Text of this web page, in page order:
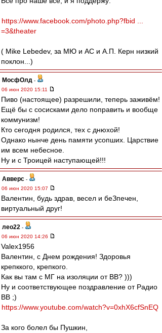
https://www.facebook.com/photo.php?fbid ...
=3&theater
( Mike Lebedev, за МЮ и АС и А.П. Керн низкий
поклон...)
МосфОлд -
06 июн 2020 15:11
Пиво (настоящее) разрешили, теперь заживём!
Ещё бы с сосисками дело поправить и вообще
коммунизм!
Кто сегодня родился, тех с днюхой!
Однако нынче день памяти усопших. Царствие
им всем небесное.
Ну и с Троицей наступающей!!!
Авверс -
06 июн 2020 15:07
Валентин, будь здрав, весел и беЗпечен,
виртуальный друг!
лео22 -
06 июн 2020 14:26
Valex1956
Валентин, с Днем рождения! Здоровья
крепккого, крепкого.
Как вы там с МГ на изоляции от ВВ? )))
Ну и соответствующее поздравление от Радио
ВВ ;)
https://www.youtube.com/watch?v=0xhX6cfSnEQ
За кого болел бы Пушкин,